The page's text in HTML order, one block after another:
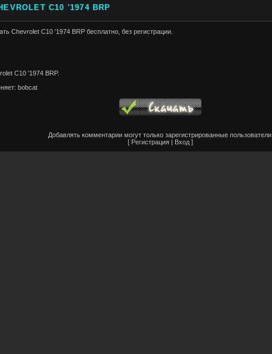
C10 '1974 BRP
Chevrolet C10 '1974 BRP бесплатно, без регистрации.
C10 '1974 BRP.
bobcat
Добавлять комментарии могут только зарегистрированные пользователи.
[ Регистрация Вход ]